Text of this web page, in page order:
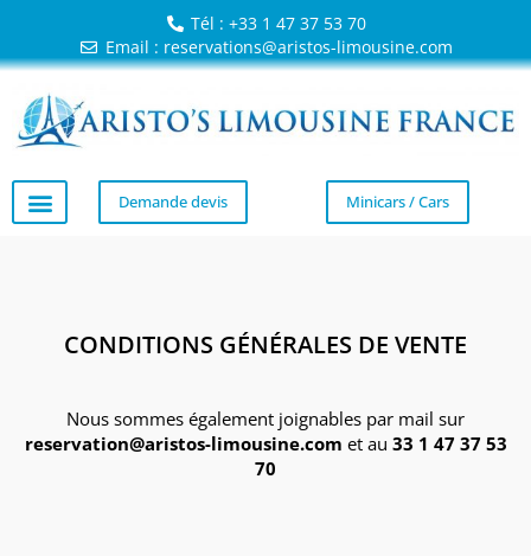
Tél : +33 1 47 37 53 70
Email : reservations@aristos-limousine.com
Demande devis Minicars / Cars
CONDITIONS GÉNÉRALES DE VENTE
Nous sommes également joignables par mail sur
reservation@aristos-limousine.com et au 33 1 47 37 53
70